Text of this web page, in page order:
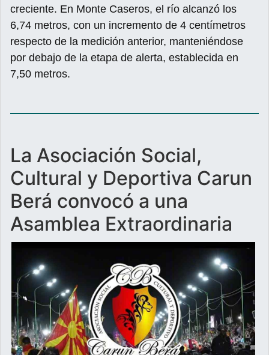
creciente. En Monte Caseros, el río alcanzó los
6,74 metros, con un incremento de 4 centímetros
respecto de la medición anterior, manteniéndose
por debajo de la etapa de alerta, establecida en
7,50 metros.
La Asociación Social,
Cultural y Deportiva Carun
Berá convocó a una
Asamblea Extraordinaria